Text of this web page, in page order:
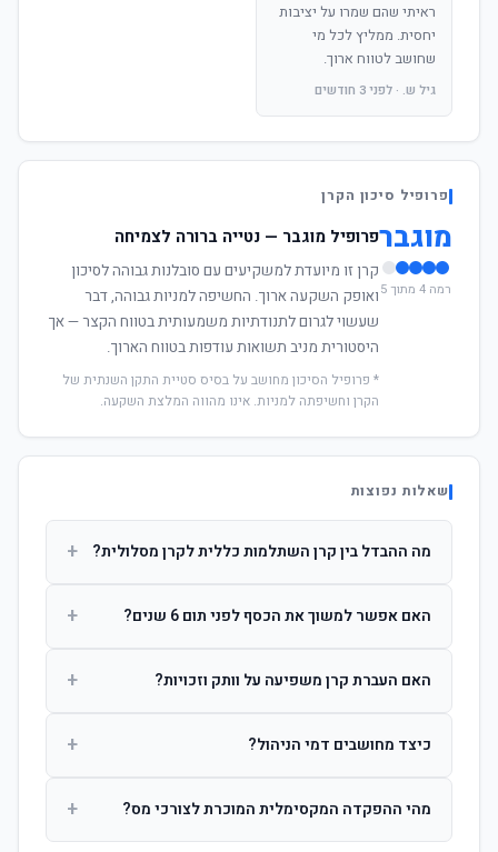
ראיתי שהם שמרו על יציבות
יחסית. ממליץ לכל מי
שחושב לטווח ארוך.
גיל ש. · לפני 3 חודשים
פרופיל סיכון הקרן
מוגבר
רמה 4 מתוך 5
פרופיל מוגבר — נטייה ברורה לצמיחה
קרן זו מיועדת למשקיעים עם סובלנות גבוהה לסיכון
ואופק השקעה ארוך. החשיפה למניות גבוהה, דבר
שעשוי לגרום לתנודתיות משמעותית בטווח הקצר — אך
היסטורית מניב תשואות עודפות בטווח הארוך.
* פרופיל הסיכון מחושב על בסיס סטיית התקן השנתית של
הקרן וחשיפתה למניות. אינו מהווה המלצת השקעה.
שאלות נפוצות
מה ההבדל בין קרן השתלמות כללית לקרן מסלולית? +
ההשקעות. קרן מסלולית עוקבת אחרי מדד ספציפי ומאפשרת
האם אפשר למשוך את הכסף לפני תום 6 שנים? +
הרווחים. לאחר 6 שנים ניתן למשוך פטור ממס עד לתקרה
האם העברת קרן משפיעה על וותק וזכויות? +
החברות. הוותק ממשיך להיספר מיום ההפקדה הראשונה.
כיצד מחושבים דמי הניהול? +
ומתן על שיעורם בעת הצטרפות.
מהי ההפקדה המקסימלית המוכרת לצורכי מס? +